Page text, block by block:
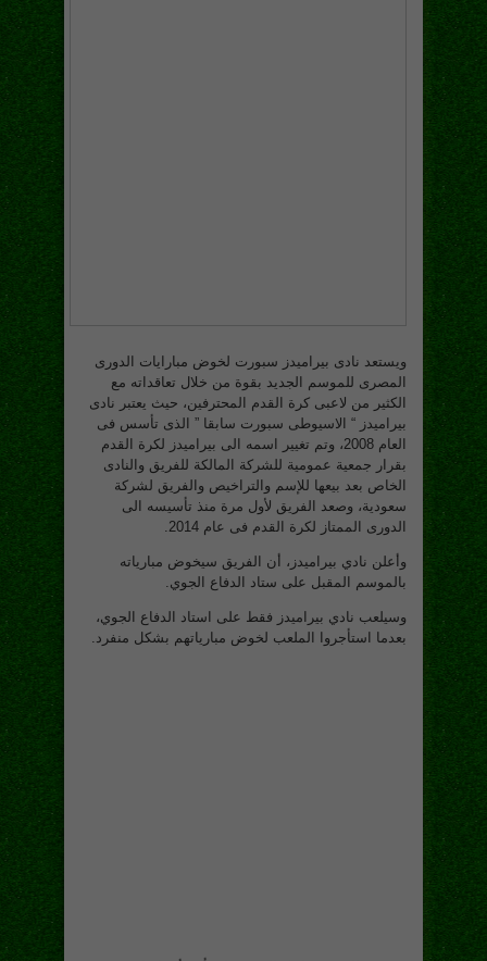
ويستعد نادى بيراميدز سبورت لخوض مبارايات الدورى
المصرى للموسم الجديد بقوة من خلال تعاقداته مع
الكثير من لاعبى كرة القدم المحترفين، حيث يعتبر نادى
بيراميدز “ الاسيوطى سبورت سابقا ” الذى تأسس فى
العام 2008، وتم تغيير اسمه الى بيراميدز لكرة القدم
بقرار جمعية عمومية للشركة المالكة للفريق والنادى
الخاص بعد بيعها للإسم والتراخيص والفريق لشركة
سعودية، وصعد الفريق لأول مرة منذ تأسيسه الى
الدورى الممتاز لكرة القدم فى عام 2014.
وأعلن نادي بيراميدز، أن الفريق سيخوض مبارياته
بالموسم المقبل على ستاد الدفاع الجوي.
وسيلعب نادي بيراميدز فقط على استاد الدفاع الجوي،
بعدما استأجروا الملعب لخوض مبارياتهم بشكل منفرد.